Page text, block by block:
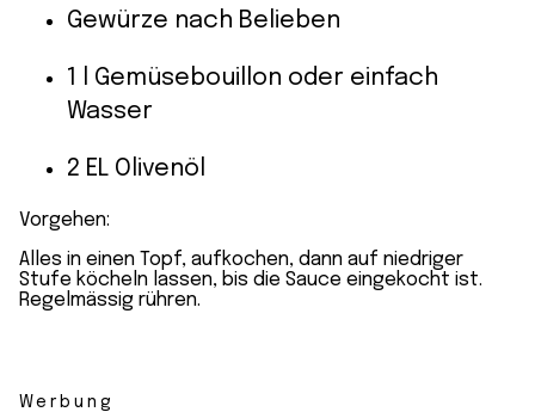
Gewürze nach Belieben
1 l Gemüsebouillon oder einfach
Wasser
2 EL Olivenöl
Vorgehen:
Alles in einen Topf, aufkochen, dann auf niedriger
Stufe köcheln lassen, bis die Sauce eingekocht ist.
Regelmässig rühren.
Werbung